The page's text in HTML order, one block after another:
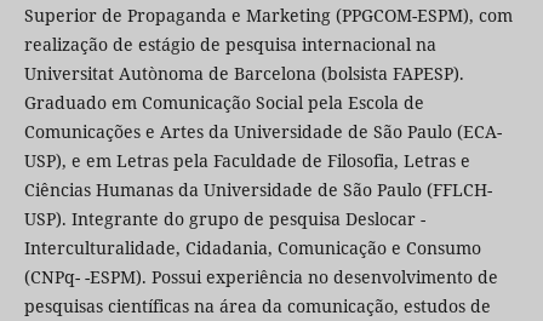
Superior de Propaganda e Marketing (PPGCOM-ESPM), com
realização de estágio de pesquisa internacional na
Universitat Autònoma de Barcelona (bolsista FAPESP).
Graduado em Comunicação Social pela Escola de
Comunicações e Artes da Universidade de São Paulo (ECA-
USP), e em Letras pela Faculdade de Filosofia, Letras e
Ciências Humanas da Universidade de São Paulo (FFLCH-
USP). Integrante do grupo de pesquisa Deslocar -
Interculturalidade, Cidadania, Comunicação e Consumo
(CNPq- -ESPM). Possui experiência no desenvolvimento de
pesquisas científicas na área da comunicação, estudos de